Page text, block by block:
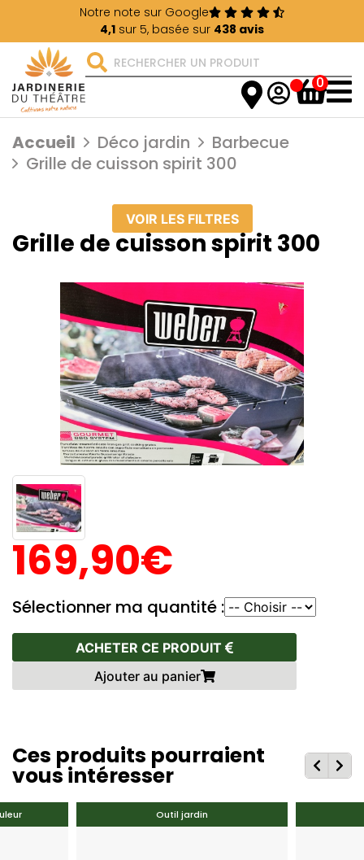
Notre note sur Google
4,1 sur 5, basée sur 438 avis
0
Accueil Déco jardin
Barbecue
Grille de cuisson spirit 300
VOIR LES FILTRES
Grille de cuisson spirit 300
169,90€
Sélectionner ma quantité :
ACHETER CE PRODUIT
Ajouter au panier
Ces produits pourraient
vous intéresser
Outil jardin